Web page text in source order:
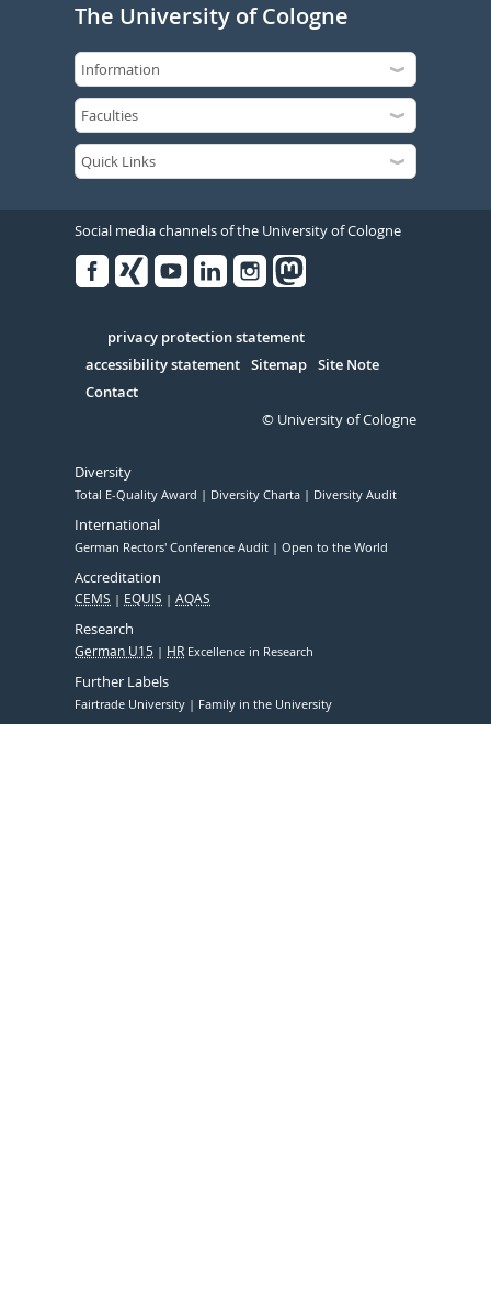
The University of Cologne
Social media channels of the University of Cologne
Serivce
privacy protection statement
accessibility statement Sitemap Site Note
Contact
© University of Cologne
Diversity
Total E-Quality Award Diversity Charta Diversity Audit
International
German Rectors' Conference Audit Open to the World
Accreditation
CEMS EQUIS AQAS
Research
German U15 HR Excellence in Research
Further Labels
Fairtrade University Family in the University